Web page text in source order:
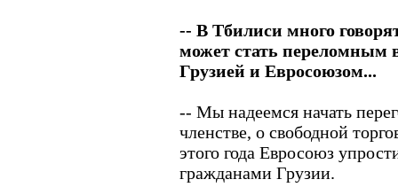
-- В Тбилиси много
может стать переломным
Грузией и Евросоюзом...
-- Мы надеемся начать
членстве, о свободной
этого года Евросоюз
гражданами Грузии.